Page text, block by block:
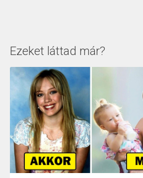
Ezeket láttad már?